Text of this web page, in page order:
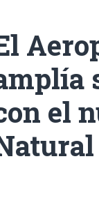
el